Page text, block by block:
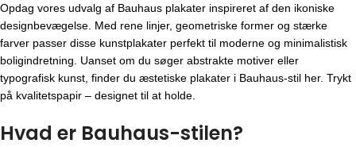
Opdag vores udvalg af Bauhaus plakater inspireret af den ikoniske
designbevægelse. Med rene linjer, geometriske former og stærke
farver passer disse kunstplakater perfekt til moderne og minimalistisk
boligindretning. Uanset om du søger abstrakte motiver eller
typografisk kunst, finder du æstetiske plakater i Bauhaus-stil her. Trykt
på kvalitetspapir – designet til at holde.
Hvad er Bauhaus-stilen?